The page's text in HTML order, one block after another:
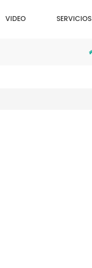
VIDEO SERVICIOS